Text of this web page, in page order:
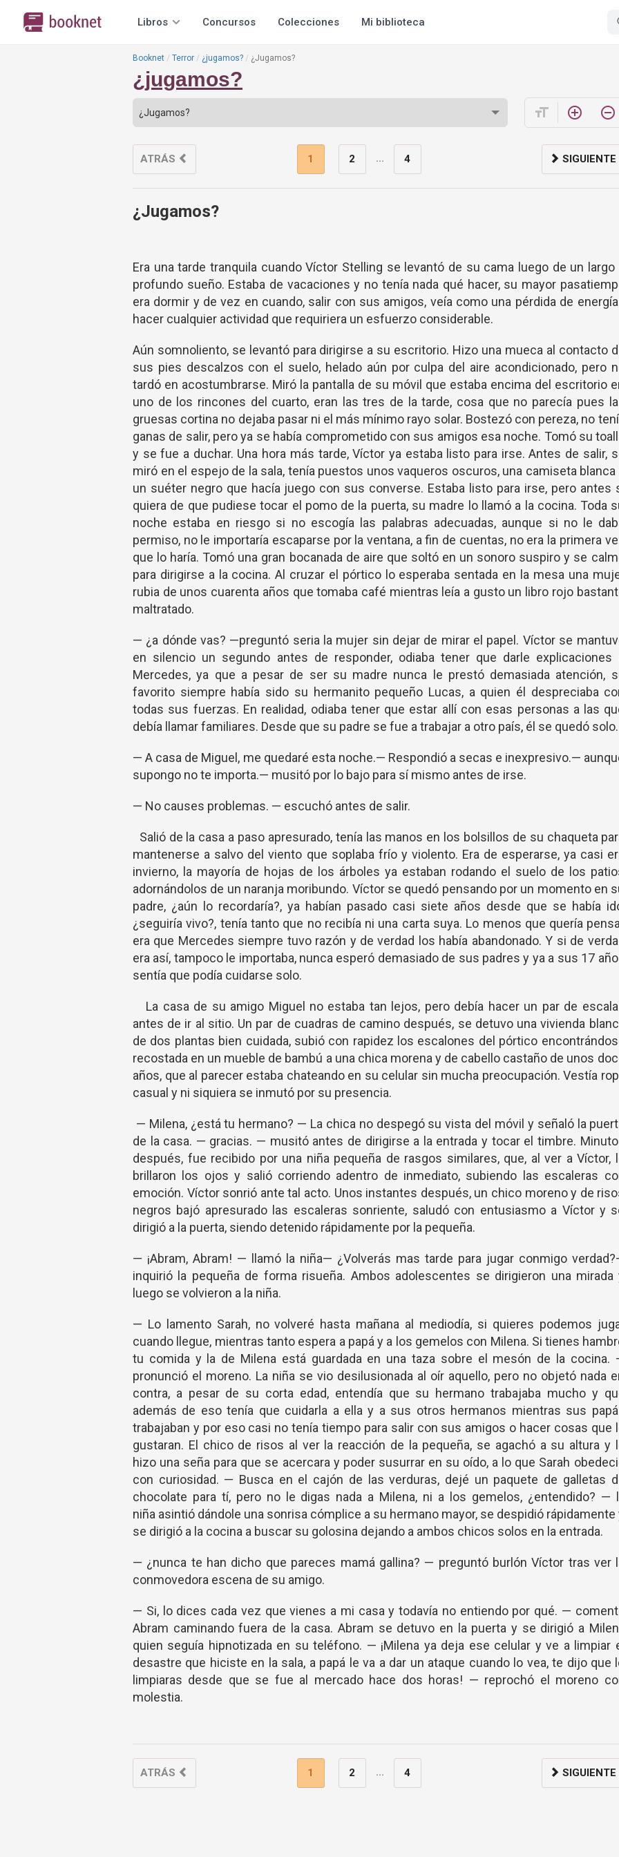
Libros Concursos Colecciones Mi biblioteca
Booknet Terror ¿jugamos? ¿Jugamos?
¿jugamos?
format_size add_circle_outline remove_circle_outline
ATRÁS 1 2 ... 4 SIGUIENTE
¿Jugamos?
Era una tarde tranquila cuando Víctor Stelling se levantó de su cama luego de un largo
profundo sueño. Estaba de vacaciones y no tenía nada qué hacer, su mayor
era dormir y de vez en cuando, salir con sus amigos, veía como una pérdida de
hacer cualquier actividad que requiriera un esfuerzo considerable.
Aún somnoliento, se levantó para dirigirse a su escritorio. Hizo una mueca al contacto
sus pies descalzos con el suelo, helado aún por culpa del aire acondicionado, pero
tardó en acostumbrarse. Miró la pantalla de su móvil que estaba encima del escritorio
uno de los rincones del cuarto, eran las tres de la tarde, cosa que no parecía pues
gruesas cortina no dejaba pasar ni el más mínimo rayo solar. Bostezó con pereza, no
ganas de salir, pero ya se había comprometido con sus amigos esa noche. Tomó su
y se fue a duchar. Una hora más tarde, Víctor ya estaba listo para irse. Antes de salir,
miró en el espejo de la sala, tenía puestos unos vaqueros oscuros, una camiseta blanca
un suéter negro que hacía juego con sus converse. Estaba listo para irse, pero antes
quiera de que pudiese tocar el pomo de la puerta, su madre lo llamó a la cocina. Toda
noche estaba en riesgo si no escogía las palabras adecuadas, aunque si no le
permiso, no le importaría escaparse por la ventana, a fin de cuentas, no era la primera
que lo haría. Tomó una gran bocanada de aire que soltó en un sonoro suspiro y se
para dirigirse a la cocina. Al cruzar el pórtico lo esperaba sentada en la mesa una
rubia de unos cuarenta años que tomaba café mientras leía a gusto un libro rojo
maltratado.
— ¿a dónde vas? —preguntó seria la mujer sin dejar de mirar el papel. Víctor se
en silencio un segundo antes de responder, odiaba tener que darle explicaciones
Mercedes, ya que a pesar de ser su madre nunca le prestó demasiada atención,
favorito siempre había sido su hermanito pequeño Lucas, a quien él despreciaba
todas sus fuerzas. En realidad, odiaba tener que estar allí con esas personas a las
debía llamar familiares. Desde que su padre se fue a trabajar a otro país, él se quedó solo.
— A casa de Miguel, me quedaré esta noche.— Respondió a secas e inexpresivo.—
supongo no te importa.— musitó por lo bajo para sí mismo antes de irse.
— No causes problemas. — escuchó antes de salir.
Salió de la casa a paso apresurado, tenía las manos en los bolsillos de su chaqueta
mantenerse a salvo del viento que soplaba frío y violento. Era de esperarse, ya casi
invierno, la mayoría de hojas de los árboles ya estaban rodando el suelo de los
adornándolos de un naranja moribundo. Víctor se quedó pensando por un momento en
padre, ¿aún lo recordaría?, ya habían pasado casi siete años desde que se había
¿seguiría vivo?, tenía tanto que no recibía ni una carta suya. Lo menos que quería
era que Mercedes siempre tuvo razón y de verdad los había abandonado. Y si de
era así, tampoco le importaba, nunca esperó demasiado de sus padres y ya a sus 17
sentía que podía cuidarse solo.
La casa de su amigo Miguel no estaba tan lejos, pero debía hacer un par de
antes de ir al sitio. Un par de cuadras de camino después, se detuvo una vivienda
de dos plantas bien cuidada, subió con rapidez los escalones del pórtico
recostada en un mueble de bambú a una chica morena y de cabello castaño de unos
años, que al parecer estaba chateando en su celular sin mucha preocupación. Vestía
casual y ni siquiera se inmutó por su presencia.
— Milena, ¿está tu hermano? — La chica no despegó su vista del móvil y señaló la
de la casa. — gracias. — musitó antes de dirigirse a la entrada y tocar el timbre.
después, fue recibido por una niña pequeña de rasgos similares, que, al ver a Víctor,
brillaron los ojos y salió corriendo adentro de inmediato, subiendo las escaleras
emoción. Víctor sonrió ante tal acto. Unos instantes después, un chico moreno y de
negros bajó apresurado las escaleras sonriente, saludó con entusiasmo a Víctor y
dirigió a la puerta, siendo detenido rápidamente por la pequeña.
— ¡Abram, Abram! — llamó la niña— ¿Volverás mas tarde para jugar conmigo
inquirió la pequeña de forma risueña. Ambos adolescentes se dirigieron una mirada
luego se volvieron a la niña.
— Lo lamento Sarah, no volveré hasta mañana al mediodía, si quieres podemos
cuando llegue, mientras tanto espera a papá y a los gemelos con Milena. Si tienes
tu comida y la de Milena está guardada en una taza sobre el mesón de la cocina.
pronunció el moreno. La niña se vio desilusionada al oír aquello, pero no objetó nada
contra, a pesar de su corta edad, entendía que su hermano trabajaba mucho y
además de eso tenía que cuidarla a ella y a sus otros hermanos mientras sus
trabajaban y por eso casi no tenía tiempo para salir con sus amigos o hacer cosas que
gustaran. El chico de risos al ver la reacción de la pequeña, se agachó a su altura y
hizo una seña para que se acercara y poder susurrar en su oído, a lo que Sarah
con curiosidad. — Busca en el cajón de las verduras, dejé un paquete de galletas
chocolate para tí, pero no le digas nada a Milena, ni a los gemelos, ¿entendido? —
niña asintió dándole una sonrisa cómplice a su hermano mayor, se despidió rápidamente
se dirigió a la cocina a buscar su golosina dejando a ambos chicos solos en la entrada.
— ¿nunca te han dicho que pareces mamá gallina? — preguntó burlón Víctor tras ver
conmovedora escena de su amigo.
— Si, lo dices cada vez que vienes a mi casa y todavía no entiendo por qué. —
Abram caminando fuera de la casa. Abram se detuvo en la puerta y se dirigió a
quien seguía hipnotizada en su teléfono. — ¡Milena ya deja ese celular y ve a limpiar
desastre que hiciste en la sala, a papá le va a dar un ataque cuando lo vea, te dijo que
limpiaras desde que se fue al mercado hace dos horas! — reprochó el moreno
molestia.
ATRÁS 1 2 ... 4 SIGUIENTE